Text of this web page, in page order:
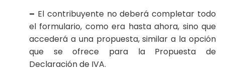
– El contribuyente no deberá completar todo
el formulario, como era hasta ahora, sino que
accederá a una propuesta, similar a la opción
que se ofrece para la Propuesta de
Declaración de IVA.